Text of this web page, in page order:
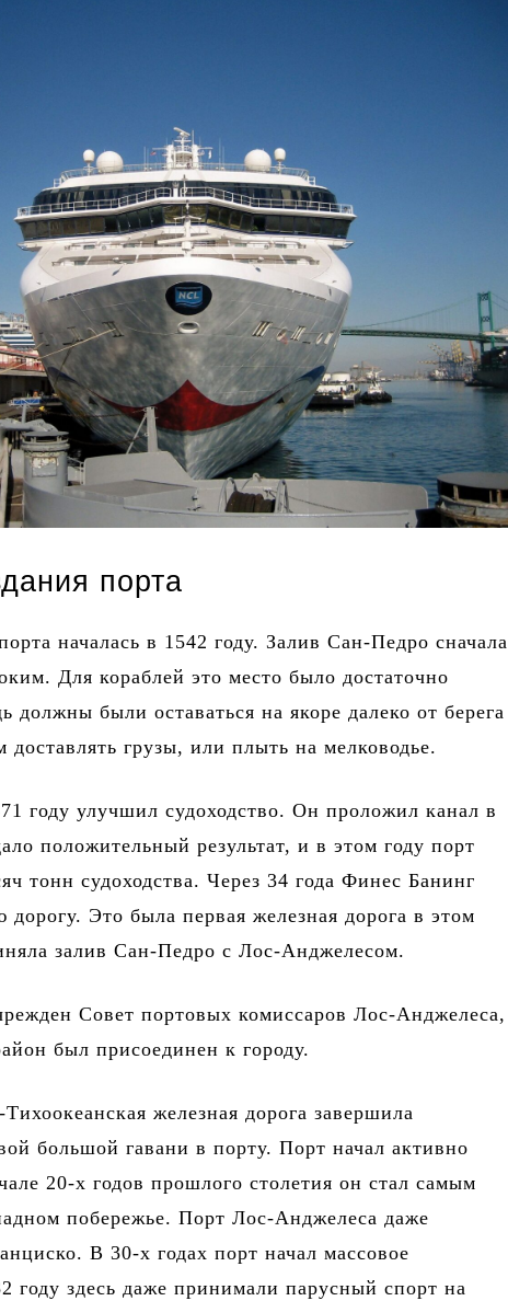
порта
началась в 1542 году. Залив Сан-Педро сначала
Для кораблей это место было достаточно
должны были оставаться на якоре далеко от берега
доставлять грузы, или плыть на мелководье.
году улучшил судоходство. Он проложил канал в
положительный результат, и в этом году порт
тонн судоходства. Через 34 года Финес Банинг
дорогу. Это была первая железная дорога в этом
залив Сан-Педро с Лос-Анджелесом.
Совет портовых комиссаров Лос-Анджелеса,
был присоединен к городу.
железная дорога завершила
большой гавани в порту. Порт начал активно
20-х годов прошлого столетия он стал самым
побережье. Порт Лос-Анджелеса даже
В 30-х годах порт начал массовое
году здесь даже принимали парусный спорт на